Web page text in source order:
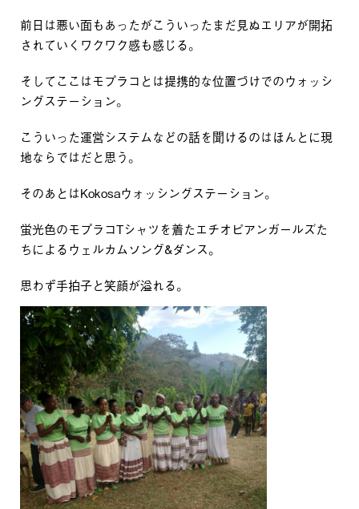
前日は悪い面もあったがこういったまだ見ぬエリアが開拓
されていくワクワク感も感じる。
そしてここはモプラコとは提携的な位置づけでのウォッシ
ングステーション。
こういった運営システムなどの話を聞けるのはほんとに現
地ならではだと思う。
そのあとはKokosaウォッシングステーション。
蛍光色のモプラコTシャツを着たエチオピアンガールズた
ちによるウェルカムソング&ダンス。
思わず手拍子と笑顔が溢れる。